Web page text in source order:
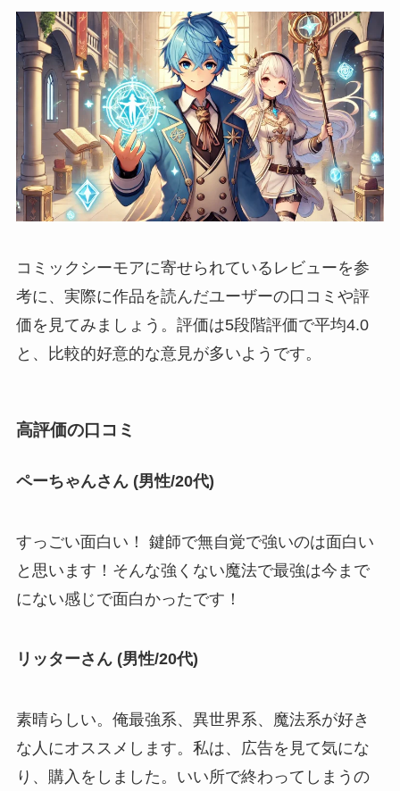
コミックシーモアに寄せられているレビューを参
考に、実際に作品を読んだユーザーの口コミや評
価を見てみましょう。評価は5段階評価で平均4.0
と、比較的好意的な意見が多いようです。
高評価の口コミ
ペーちゃんさん (男性/20代)
すっごい面白い！ 鍵師で無自覚で強いのは面白い
と思います！そんな強くない魔法で最強は今まで
にない感じで面白かったです！
リッターさん (男性/20代)
素晴らしい。俺最強系、異世界系、魔法系が好き
な人にオススメします。私は、広告を見て気にな
り、購入をしました。いい所で終わってしまうの